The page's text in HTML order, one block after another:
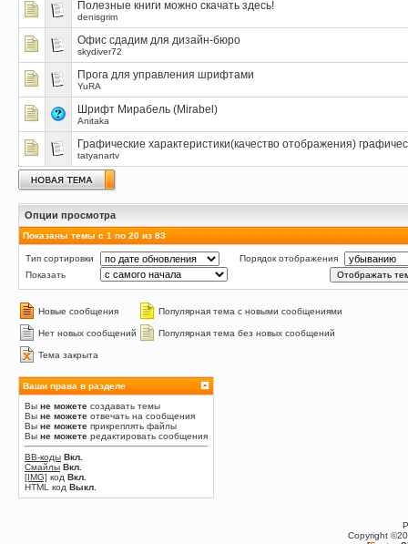
Полезные книги можно скачать здесь!
denisgrim
Офис сдадим для дизайн-бюро
skydiver72
Прога для управления шрифтами
YuRA
Шрифт Мирабель (Mirabel)
Anitaka
Графические характеристики(качество отображения)
tatyanartv
Опции просмотра
Показаны темы с 1 по 20 из 83
Тип сортировки
Порядок отображения
Показать
Новые сообщения Популярная тема с новыми сообщениями
Нет новых сообщений Популярная тема без новых сообщений
Тема закрыта
Ваши права в разделе
Вы не можете создавать темы
Вы не можете отвечать на сообщения
Вы не можете прикреплять файлы
Вы не можете редактировать сообщения
BB-коды Вкл.
Смайлы Вкл.
[IMG] код Вкл.
HTML код Выкл.
Copyright